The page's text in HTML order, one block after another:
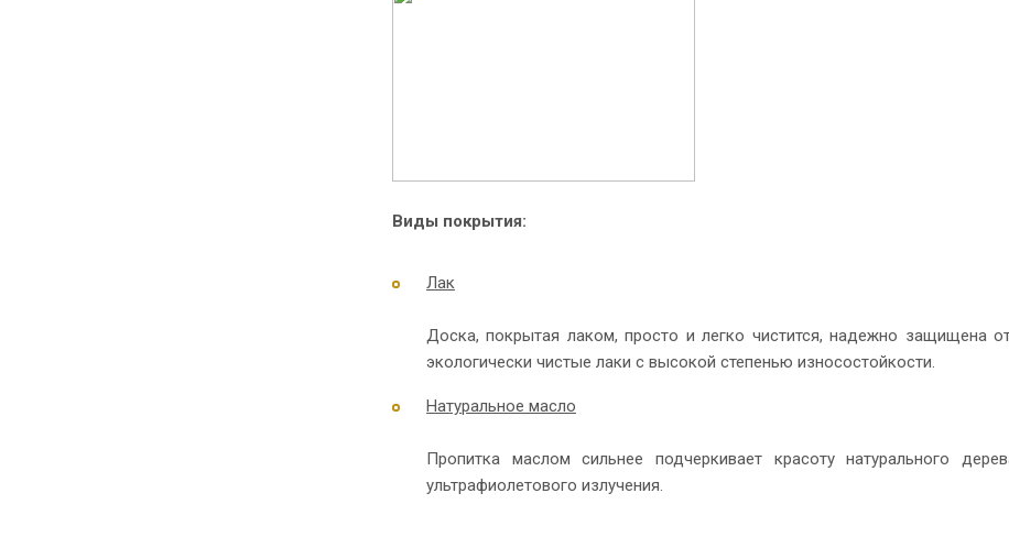
Виды покрытия:
Лак
Доска, покрытая лаком, просто и легко чистится, надежно защищена
экологически чистые лаки с высокой степенью износостойкости.
Натуральное масло
Пропитка маслом сильнее подчеркивает красоту натурального
ультрафиолетового излучения.